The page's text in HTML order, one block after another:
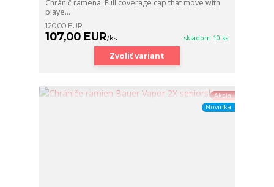
Chránič ramena: Full coverage cap that move with
playe...
120,00 EUR
107,00 EUR/ks skladom 10 ks
Zvoliť variant
Akcia
Novinka